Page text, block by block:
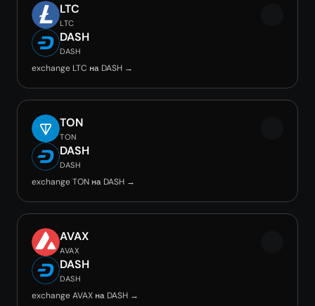
LTC
LTC
DASH
DASH
exchange LTC на DASH →
TON
TON
DASH
DASH
exchange TON на DASH →
AVAX
AVAX
DASH
DASH
exchange AVAX на DASH →